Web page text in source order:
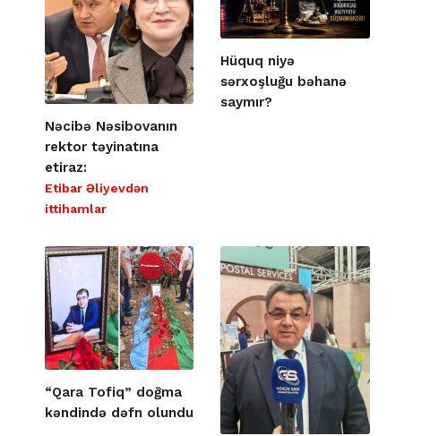
Nəcibə Nəsibovanın
rektor təyinatına
etiraz:
Etibar Əliyevdən
ittihamlar
Hüquq niyə
sərxoşluğu bəhanə
saymır?
“Qara Tofiq” doğma
kəndində dəfn olundu